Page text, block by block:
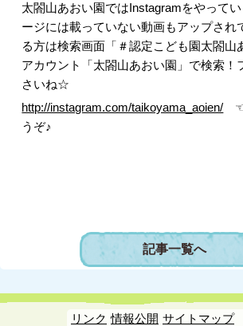
太閤山あおい園ではInstagramをやって
ージには載っていない動画もアップされ
る方は検索画面「＃認定こども園太閤山
アカウント「太閤山あおい園」で検索！
さいね☆
http://instagram.com/taikoyama_aoien/ ☜
うぞ♪
記事一覧へ
リンク 情報公開 サイトマップ